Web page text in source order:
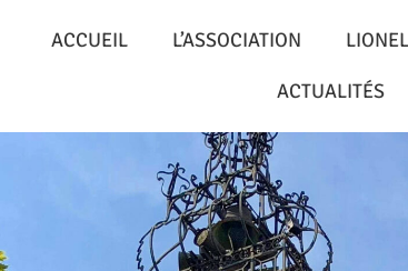
ACCUEIL L’ASSOCIATION
ACTUALITÉS